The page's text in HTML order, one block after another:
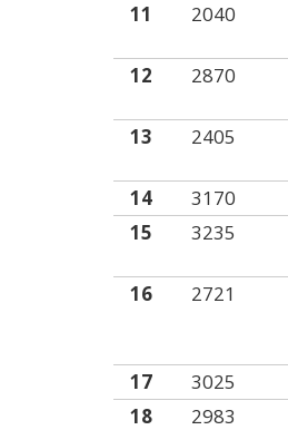
11 2040
12 2870
13 2405
14 3170
15
3235
16 2721
17 3025
18
2983